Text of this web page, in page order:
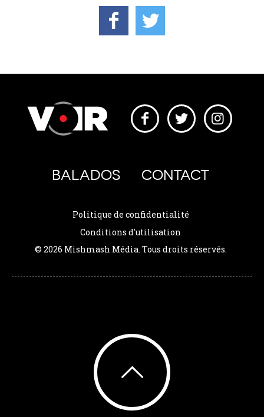
BALADOS CONTACT
Politique de confidentialité
Conditions d'utilisation
© 2026 Mishmash Média. Tous droits réservés.